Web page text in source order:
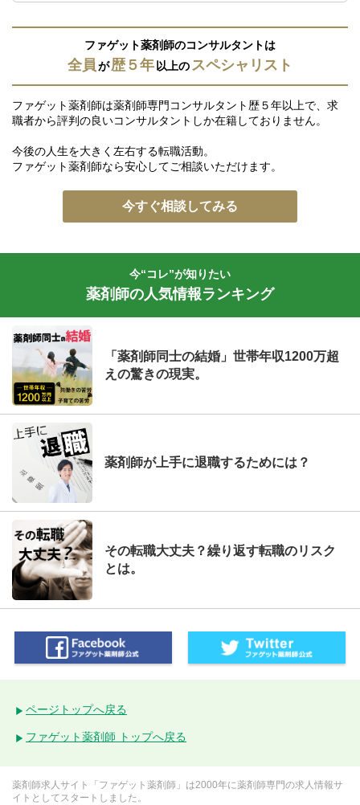
ファゲット薬剤師のコンサルタントは
全員が歴５年以上のスペシャリスト
ファゲット薬剤師は薬剤師専門コンサルタント歴５年以上で、求
職者から評判の良いコンサルタントしか在籍しておりません。
今後の人生を大きく左右する転職活動。
ファゲット薬剤師なら安心してご相談いただけます。
今すぐ相談してみる
今“コレ”が知りたい
薬剤師の人気情報ランキング
「薬剤師同士の結婚」世帯年収1200万超
えの驚きの現実。
薬剤師が上手に退職するためには？
その転職大丈夫？繰り返す転職のリスク
とは。
ページトップへ戻る
ファゲット薬剤師 トップへ戻る
薬剤師求人サイト「ファゲット薬剤師」は2000年に薬剤師専門の求人情報サ
イトとしてスタートしました。